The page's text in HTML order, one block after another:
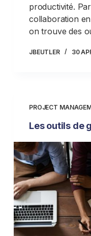
productivité.
collaboration
on trouve des
JBEUTLER 30
PROJECT
Les outils de